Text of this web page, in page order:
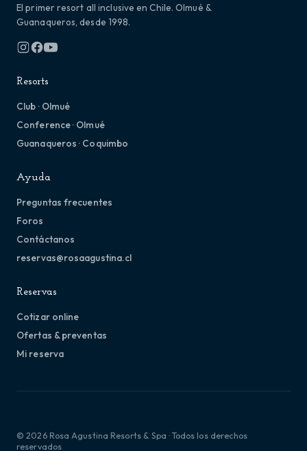
El primer resort all inclusive en Chile. Olmué &
Guanaqueros, desde 1998.
Resorts
Club · Olmué
Conference · Olmué
Guanaqueros · Coquimbo
Ayuda
Preguntas frecuentes
Foros
Contáctanos
reservas@rosaagustina.cl
Reservas
Cotizar online
Ofertas & preventas
Mi reserva
© 2026 Rosa Agustina Resorts & Spa · Todos los derechos
reservados